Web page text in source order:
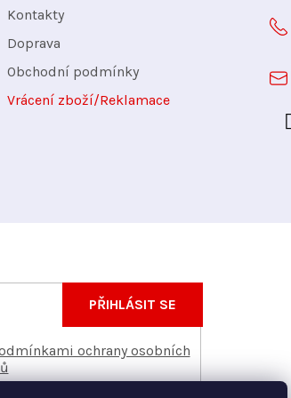
Kontakty
Doprava
Obchodní podmínky
Vrácení zboží/Reklamace
e-shopu.
ochrany osobních
PŘIHLÁSIT SE